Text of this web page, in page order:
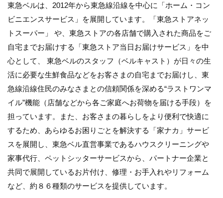
東急ベルは、2012年から東急線沿線を中心に「ホーム・コン
ビニエンスサービス」を展開しています。「東急ストアネッ
トスーパー」 や、東急ストアの各店舗で購入された商品をご
自宅までお届けする「東急ストア当日お届けサービス」を中
心として、 東急ベルのスタッフ（ベルキャスト）が日々の生
活に必要な生鮮食品などをお客さまの自宅までお届けし、東
急線沿線住民のみなさまとの信頼関係を深める“ラストワンマ
イル”機能（店舗などから各ご家庭へお荷物を届ける手段）を
担っています。また、お客さまの暮らしをより便利で快適に
するため、あらゆるお困りごとを解決する「家ナカ」サービ
スを展開し、東急ベル直営事業であるハウスクリーニングや
家事代行、ペットシッターサービスから、パートナー企業と
共同で展開しているお片付け、修理・お手入れやリフォーム
など、約８６種類のサービスを提供しています。